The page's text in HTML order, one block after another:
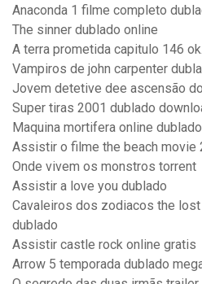
Anaconda 1 filme completo
The sinner dublado online
A terra prometida capitulo 146
Vampiros de john carpenter
Jovem detetive dee ascensão
Super tiras 2001 dublado
Maquina mortifera online dublado
Assistir o filme the beach movie
Onde vivem os monstros torrent
Assistir a love you dublado
Cavaleiros dos zodiacos the
dublado
Assistir castle rock online gratis
Arrow 5 temporada dublado